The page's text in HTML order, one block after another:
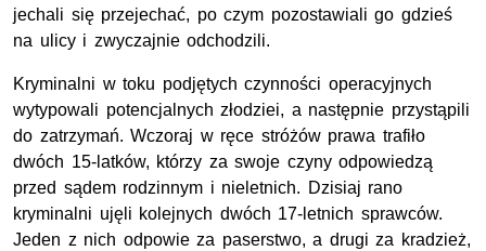
jechali się przejechać, po czym pozostawiali go gdzieś
na ulicy i zwyczajnie odchodzili.
Kryminalni w toku podjętych czynności operacyjnych
wytypowali potencjalnych złodziei, a następnie przystąpili
do zatrzymań. Wczoraj w ręce stróżów prawa trafiło
dwóch 15-latków, którzy za swoje czyny odpowiedzą
przed sądem rodzinnym i nieletnich. Dzisiaj rano
kryminalni ujęli kolejnych dwóch 17-letnich sprawców.
Jeden z nich odpowie za paserstwo, a drugi za kradzież,